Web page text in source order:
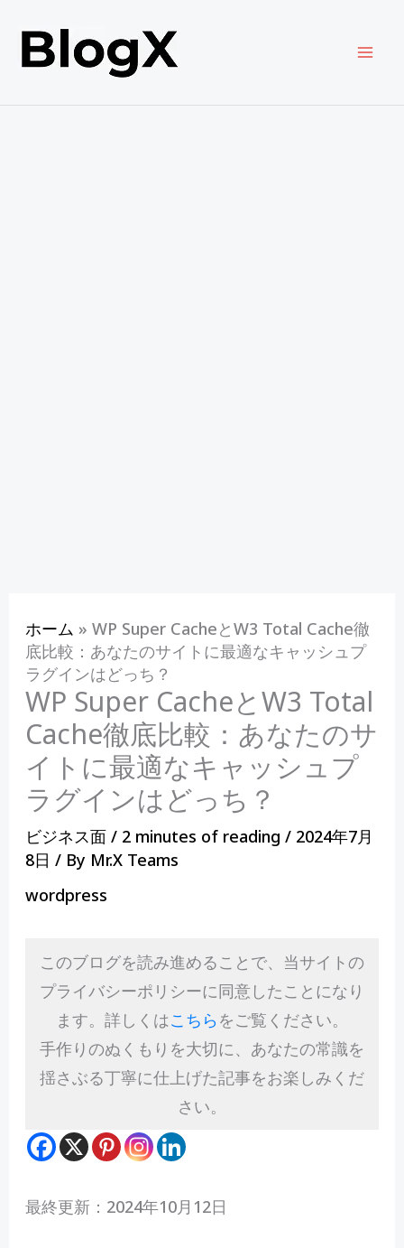
ス
ホーム » WP Super CacheとW3 Total Cache徹
底比較：あなたのサイトに最適なキャッシュプ
ラグインはどっち？
WP Super CacheとW3 Total
Cache徹底比較：あなたのサ
イトに最適なキャッシュプ
ラグインはどっち？
ビジネス面/ 2 minutes of reading / 2024年7月
8日 / By Mr.X Teams
wordpress
このブログを読み進めることで、当サイトの
プライバシーポリシーに同意したことになり
ます。詳しくはこちら をご覧ください。
手作りのぬくもりを大切に、あなたの常識を
揺さぶる丁寧に仕上げた記事をお楽しみくだ
さい。
最終更新：2024年10月12日